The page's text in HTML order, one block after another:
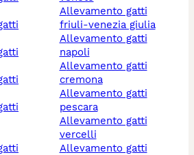
allevamento gatti
friuli-venezia giulia
allevamento gatti
napoli
allevamento gatti
cremona
allevamento gatti
pescara
allevamento gatti
vercelli
allevamento gatti